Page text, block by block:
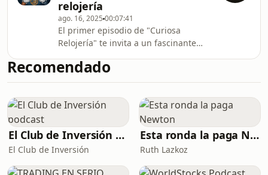
("Moonwatch") se debe a que fue el
primer reloj usado en la Luna durante
la misión Apolo 11, un hito que lo
catapultó a la inmortalidad. A
diferencia de otros objetos de la era
espacial, el Speedmaste
relojería
ago. 16, 2025 00:07:41
El primer episodio de "Curiosa
Relojería" te invita a un fascinante
la incesante búsqueda de la
humanidad por la precisión y el
programa te llevará desde los albores
de la civilización, cuando se utilizaban
las sombras de los obeliscos y las
clepsidras o relojes de agua para
medir el paso del día y la noche,
hasta la inven
Recomendado
El Club de Inversión podcast
El Club de Inversión
Esta ronda la paga Newton
Ruth Lazkoz